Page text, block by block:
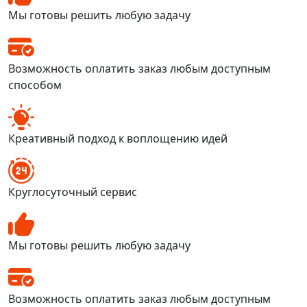
Мы готовы решить любую задачу
Возможность оплатить заказ любым доступным
способом
Креативный подход к воплощению идей
Круглосуточный сервис
Мы готовы решить любую задачу
Возможность оплатить заказ любым доступным